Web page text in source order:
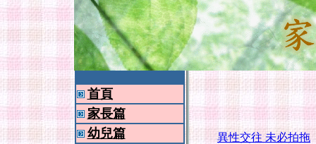
首頁
家長篇
幼兒篇
異性交往 未必拍拖